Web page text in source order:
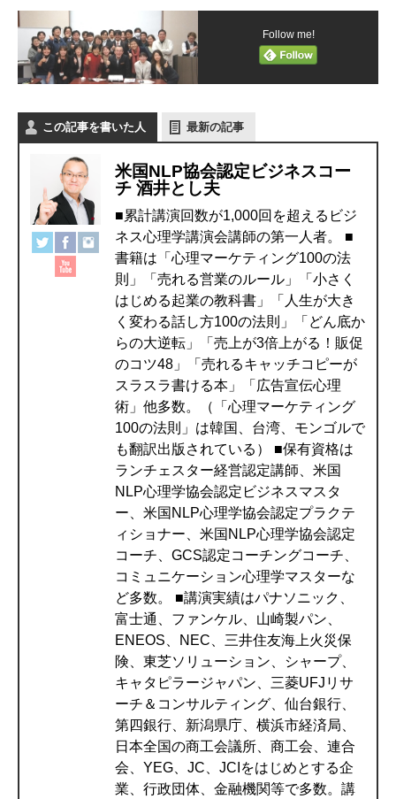
Follow me!
この記事を書いた人 最新の記事
米国NLP協会認定ビジネスコー
チ 酒井とし夫
■累計講演回数が1,000回を超えるビジ
ネス心理学講演会講師の第一人者。 ■
書籍は「心理マーケティング100の法
則」「売れる営業のルール」「小さく
はじめる起業の教科書」「人生が大き
く変わる話し方100の法則」「どん底か
らの大逆転」「売上が3倍上がる！販促
のコツ48」「売れるキャッチコピーが
スラスラ書ける本」「広告宣伝心理
術」他多数。（「心理マーケティング
100の法則」は韓国、台湾、モンゴルで
も翻訳出版されている） ■保有資格は
ランチェスター経営認定講師、米国
NLP心理学協会認定ビジネスマスタ
ー、米国NLP心理学協会認定プラクテ
ィショナー、米国NLP心理学協会認定
コーチ、GCS認定コーチングコーチ、
コミュニケーション心理学マスターな
ど多数。 ■講演実績はパナソニック、
富士通、ファンケル、山崎製パン、
ENEOS、NEC、三井住友海上火災保
険、東芝ソリューション、シャープ、
キャタピラージャパン、三菱UFJリサ
ーチ＆コンサルティング、仙台銀行、
第四銀行、新潟県庁、横浜市経済局、
日本全国の商工会議所、商工会、連合
会、YEG、JC、JCIをはじめとする企
業、行政団体、金融機関等で多数。講